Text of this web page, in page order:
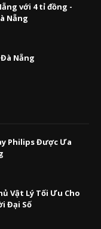
với 4 tỉ đồng -
Nẵng
Nẵng
Philips Được Ưa
Vật Lý Tối Ưu Cho
Đại Số